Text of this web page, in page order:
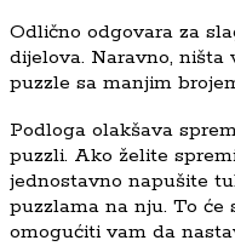
Odlično odgovara za
dijelova. Naravno, ništa
puzzle sa manjim
Podloga olakšava
puzzli. Ako želite
jednostavno napušite
puzzlama na nju. To
omogućiti vam da